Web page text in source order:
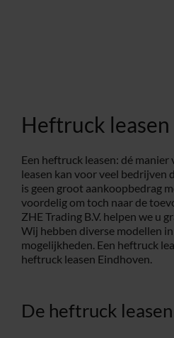
Heftruck
Een heftruck leasen: dé
leasen kan voor veel bedrijven
is geen groot aankoopbedrag
voordelig om toch naar de
ZHE Trading B.V. helpen we u
Wij hebben diverse modellen
mogelijkheden. Een heftruck
heftruck leasen Eindhoven.
De heftruck